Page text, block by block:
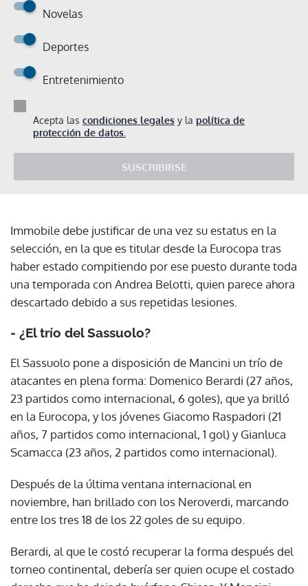
Novelas
Deportes
Entretenimiento
Acepta las condiciones legales y la política de
protección de datos.
SUSCRIBIRSE
Immobile debe justificar de una vez su estatus en la
selección, en la que es titular desde la Eurocopa tras
haber estado compitiendo por ese puesto durante toda
una temporada con Andrea Belotti, quien parece ahora
descartado debido a sus repetidas lesiones.
- ¿El trío del Sassuolo?
El Sassuolo pone a disposición de Mancini un trío de
atacantes en plena forma: Domenico Berardi (27 años,
23 partidos como internacional, 6 goles), que ya brilló
en la Eurocopa, y los jóvenes Giacomo Raspadori (21
años, 7 partidos como internacional, 1 gol) y Gianluca
Scamacca (23 años, 2 partidos como internacional).
Después de la última ventana internacional en
noviembre, han brillado con los Neroverdi, marcando
entre los tres 18 de los 22 goles de su equipo.
Berardi, al que le costó recuperar la forma después del
torneo continental, debería ser quien ocupe el costado